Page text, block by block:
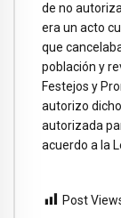
de no
era un acto
que
población y
Festejos y
autorizo
autorizada
acuerdo a la
Post